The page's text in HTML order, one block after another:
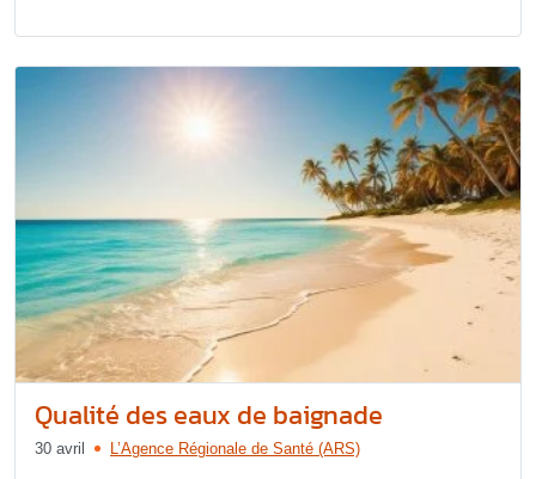
Qualité des eaux de baignade
30 avril L’Agence Régionale de Santé (ARS)